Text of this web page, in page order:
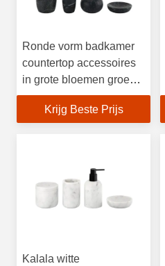
Ronde vorm badkamer
countertop accessoires
in grote bloemen groene
marmer
Krijg Beste Prijs
Kalala witte